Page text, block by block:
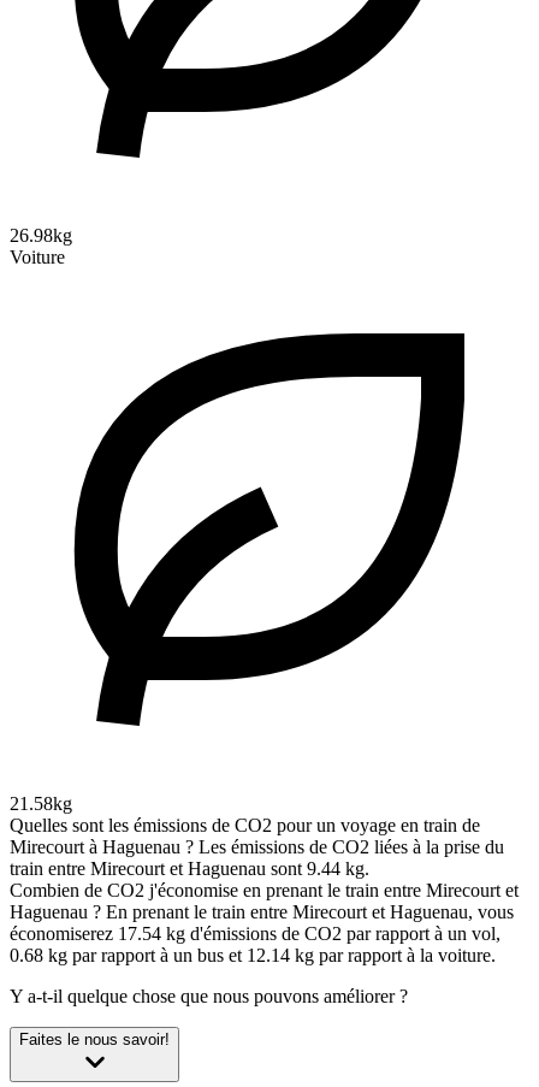
26.98kg
Voiture
21.58kg
Quelles sont les émissions de CO2 pour un voyage en train de
Mirecourt à Haguenau ? Les émissions de CO2 liées à la prise du
train entre Mirecourt et Haguenau sont 9.44 kg.
Combien de CO2 j'économise en prenant le train entre Mirecourt et
Haguenau ? En prenant le train entre Mirecourt et Haguenau, vous
économiserez 17.54 kg d'émissions de CO2 par rapport à un vol,
0.68 kg par rapport à un bus et 12.14 kg par rapport à la voiture.
Y a-t-il quelque chose que nous pouvons améliorer ?
Faites le nous savoir!